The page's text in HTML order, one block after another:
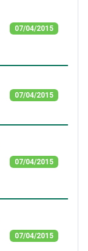
07/04/2015
07/04/2015
07/04/2015
07/04/2015